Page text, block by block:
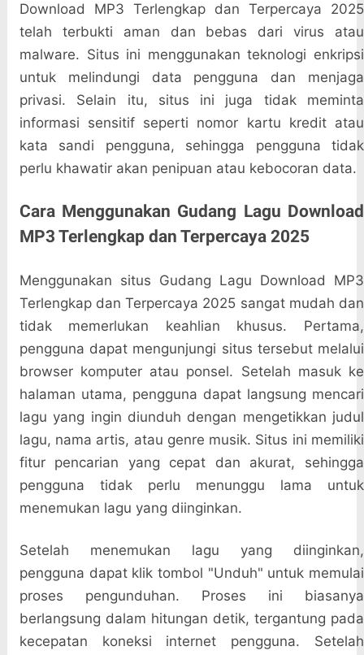
Download MP3 Terlengkap dan Terpercaya 2025
telah terbukti aman dan bebas dari virus atau
malware. Situs ini menggunakan teknologi enkripsi
untuk melindungi data pengguna dan menjaga
privasi. Selain itu, situs ini juga tidak meminta
informasi sensitif seperti nomor kartu kredit atau
kata sandi pengguna, sehingga pengguna tidak
perlu khawatir akan penipuan atau kebocoran data.
Cara Menggunakan Gudang Lagu Download
MP3 Terlengkap dan Terpercaya 2025
Menggunakan situs Gudang Lagu Download MP3
Terlengkap dan Terpercaya 2025 sangat mudah dan
tidak memerlukan keahlian khusus. Pertama,
pengguna dapat mengunjungi situs tersebut melalui
browser komputer atau ponsel. Setelah masuk ke
halaman utama, pengguna dapat langsung mencari
lagu yang ingin diunduh dengan mengetikkan judul
lagu, nama artis, atau genre musik. Situs ini memiliki
fitur pencarian yang cepat dan akurat, sehingga
pengguna tidak perlu menunggu lama untuk
menemukan lagu yang diinginkan.
Setelah menemukan lagu yang diinginkan,
pengguna dapat klik tombol "Unduh" untuk memulai
proses pengunduhan. Proses ini biasanya
berlangsung dalam hitungan detik, tergantung pada
kecepatan koneksi internet pengguna. Setelah